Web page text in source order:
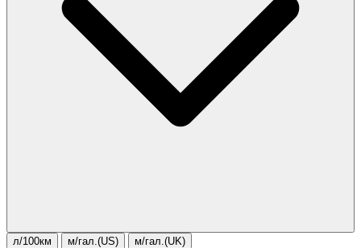
л/100км м/гал.(US) м/гал.(UK)